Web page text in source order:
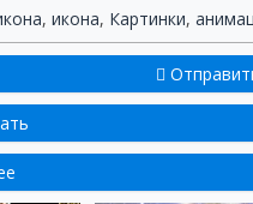
, икона, Картинки,